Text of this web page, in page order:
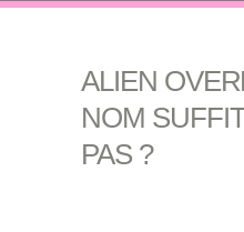
ALIEN
NOM
PAS ?